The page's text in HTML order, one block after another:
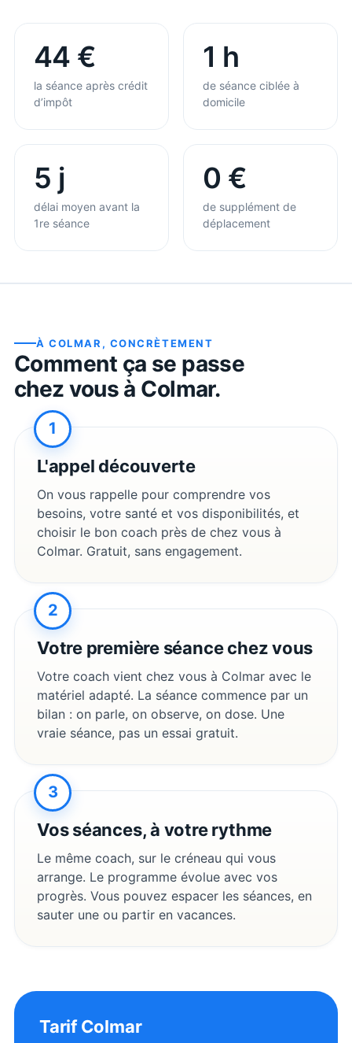
44 €
la séance après crédit
d’impôt
1 h
de séance ciblée à
domicile
5 j
délai moyen avant la
1re séance
0 €
de supplément de
déplacement
ÀCOLMAR , CONCRÈTEMENT
Comment ça se passe
chez vous à Colmar.
1
L'appel découverte
On vous rappelle pour comprendre vos
besoins, votre santé et vos disponibilités, et
choisir le bon coach près de chez vous à
Colmar. Gratuit, sans engagement.
2
Votre première séance chez vous
Votre coach vient chez vous à Colmar avec le
matériel adapté. La séance commence par un
bilan : on parle, on observe, on dose. Une
vraie séance, pas un essai gratuit.
3
Vos séances, à votre rythme
Le même coach, sur le créneau qui vous
arrange. Le programme évolue avec vos
progrès. Vous pouvez espacer les séances, en
sauter une ou partir en vacances.
TarifColmar